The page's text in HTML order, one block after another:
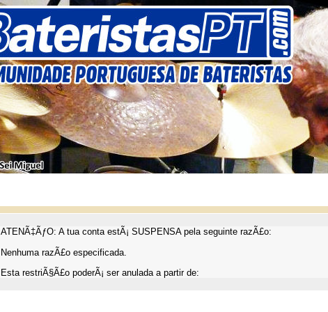
ATENÃ‡ÃƒO: A tua conta estÃ¡ SUSPENSA pela seguinte razÃ£o:
Nenhuma razÃ£o especificada.
Esta restriÃ§Ã£o poderÃ¡ ser anulada a partir de: